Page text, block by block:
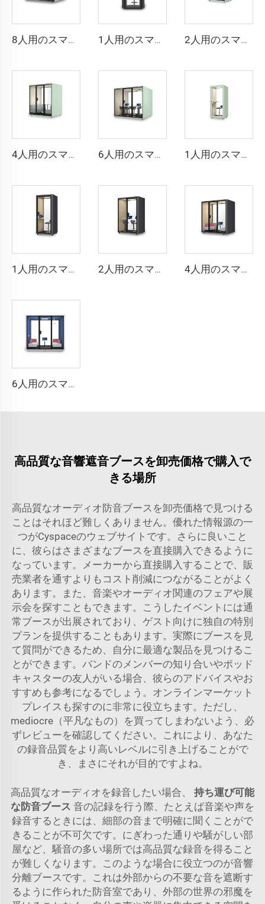
8人用のスマートで防音仕様のブース - Cyspace Sシリーズ 1人用のスマートで防音仕様のブース - Cyspace Bシリーズ 2人用のスマートで防音性の高いブース - Cyspace Xシリーズ
4人用のスマートで防音性のあるブース - Cyspace Xシリーズ 6人用のスマートで防音性のあるブース - Cyspace Xシリーズ 1人用のスマートで防音性のあるブース - Cyspace Xシリーズ
1人用のスマートで防音性の高いブース - Cyspace Y PROシリーズ 2人用のスマートで防音性の高いブース - Cyspace Y PROシリーズ 4人用のスマートで防音ブース - Cyspace Y PROシリーズ
6人用のスマートで防音性の高いブース - Cyspace Y PROシリーズ
高品質な音響遮音ブースを卸売価格で購入で
きる場所
高品質なオーディオ防音ブースを卸売価格で見つける
ことはそれほど難しくありません。優れた情報源の一
つがCyspaceのウェブサイトです。さらに良いこと
に、彼らはさまざまなブースを直接購入できるように
なっています。メーカーから直接購入することで、販
売業者を通すよりもコスト削減につながることがよく
あります。また、音楽やオーディオ関連のフェアや展
示会を探すこともできます。こうしたイベントには通
常ブースが出展されており、ゲスト向けに独自の特別
プランを提供することもあります。実際にブースを見
て質問ができるため、自分に最適な製品を見つけるこ
とができます。バンドのメンバーの知り合いやポッド
キャスターの友人がいる場合、彼らのアドバイスやお
すすめも参考になるでしょう。オンラインマーケット
プレイスも探すのに非常に役立ちます。ただし、
mediocre（平凡なもの）を買ってしまわないよう、必
ずレビューを確認してください。これにより、あなた
の録音品質をより高いレベルに引き上げることがで
き、まさにそれが目的ですよね。
高品質なオーディオを録音したい場合、 持ち運び可能
な防音ブース 音の記録を行う際、たとえば音楽や声を
録音するときには、細部の音まで明確に聞くことがで
きることが不可欠です。にぎわった通りや騒がしい部
屋など、騒音の多い場所では高品質な録音を得ること
が難しくなります。このような場合に役立つのが音響
分離ブースです。これは外部からの不要な音を遮断す
るように作られた防音室であり、外部の世界の邪魔を